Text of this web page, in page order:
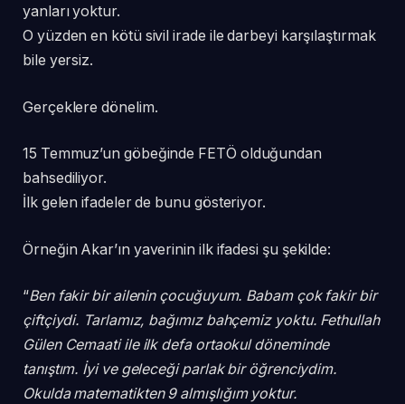
yanları yoktur.
O yüzden en kötü sivil irade ile darbeyi karşılaştırmak
bile yersiz.
Gerçeklere dönelim.
15 Temmuz’un göbeğinde FETÖ olduğundan
bahsediliyor.
İlk gelen ifadeler de bunu gösteriyor.
Örneğin Akar’ın yaverinin ilk ifadesi şu şekilde:
“Ben fakir bir ailenin çocuğuyum. Babam çok fakir bir
çiftçiydi. Tarlamız, bağımız bahçemiz yoktu. Fethullah
Gülen Cemaati ile ilk defa ortaokul döneminde
tanıştım. İyi ve geleceği parlak bir öğrenciydim.
Okulda matematikten 9 almışlığım yoktur.